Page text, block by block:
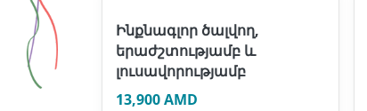
Ինքնագլոր ծալվող,
երաժշտությամբ և
լուսավորությամբ
13,900 AMD